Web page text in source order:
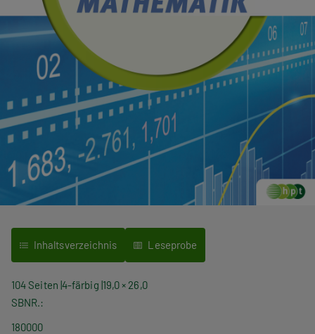
Inhaltsverzeichnis Leseprobe
104 Seiten 4-färbig 19,0 × 26,0
SBNR.
180000